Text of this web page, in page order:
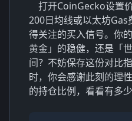
打开CoinGecko设置
200日均线或以太坊
得关注的买入信号。你
黄金」的稳健，还是「
间？不妨保存这份对比
时，你会感谢此刻的理
的持仓比例，看看有多